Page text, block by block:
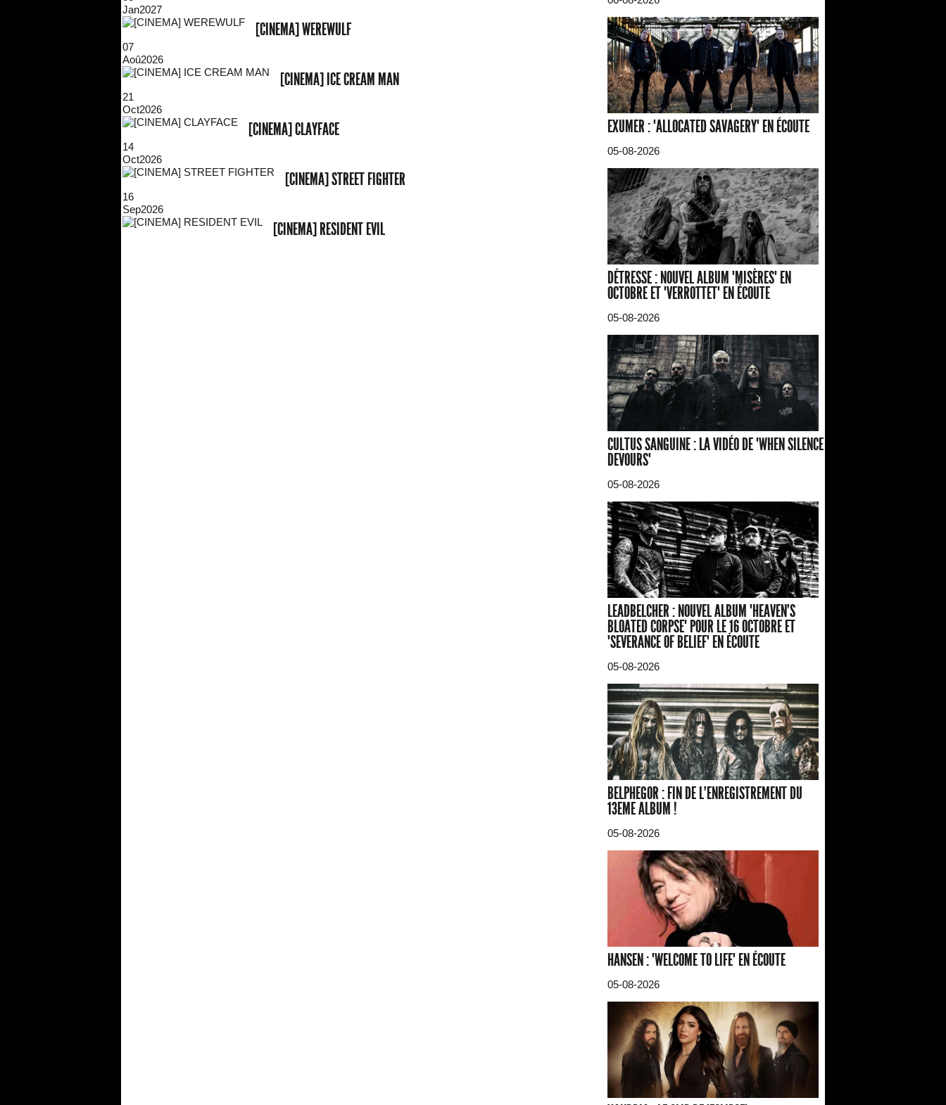
Jan2027
[CINEMA] WEREWULF
07
Aoû2026
[CINEMA] ICE CREAM MAN
21
Oct2026
[CINEMA] CLAYFACE
14
Oct2026
[CINEMA] STREET FIGHTER
16
Sep2026
[CINEMA] RESIDENT EVIL
EXUMER : "ALLOCATED SAVAGERY" EN ÉCOUTE
05-08-2026
DÉTRESSE : NOUVEL ALBUM "MISÈRES" EN
OCTOBRE ET "VERROTTET" EN ÉCOUTE
05-08-2026
CULTUS SANGUINE : LA VIDÉO DE "WHEN SILENCE
DEVOURS"
05-08-2026
LEADBELCHER : NOUVEL ALBUM "HEAVEN'S
BLOATED CORPSE" POUR LE 16 OCTOBRE ET
"SEVERANCE OF BELIEF" EN ÉCOUTE
05-08-2026
BELPHEGOR : FIN DE L'ENREGISTREMENT DU
13EME ALBUM !
05-08-2026
HANSEN : "WELCOME TO LIFE" EN ÉCOUTE
05-08-2026